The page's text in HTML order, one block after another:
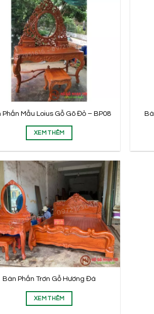
Phấn Mẫu Loius Gỗ Gõ Đỏ – BP08
XEM THÊM
Bàn Phấn Trơn Gỗ Hương Đá
XEM THÊM